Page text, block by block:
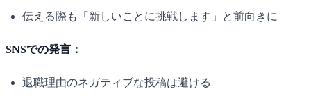
伝える際も「新しいことに挑戦します」と前向きに
SNSでの発言：
退職理由のネガティブな投稿は避ける